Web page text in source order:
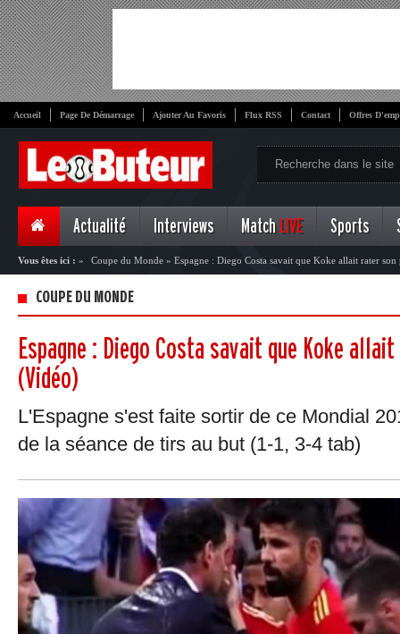
Accueil Page De Démarrage Ajouter Au Favoris Flux RSS Contact Offres
Actualité Interviews Match LIVE Sports
Vous êtes ici : » Coupe du Monde » Espagne : Diego Costa savait que Koke allait rater
COUPE DU MONDE
Espagne : Diego Costa savait que Koke
(Vidéo)
L'Espagne s'est faite sortir de ce Mondial
de la séance de tirs au but (1-1, 3-4 tab)